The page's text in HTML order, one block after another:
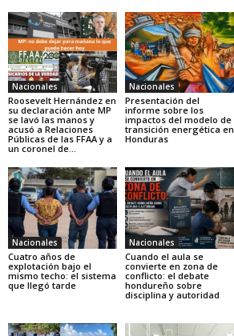
Nacionales
Roosevelt Hernández en
su declaración ante MP
se lavó las manos y
acusó a Relaciones
Públicas de las FFAA y a
un coronel de...
Nacionales
Presentación del
informe sobre los
impactos del modelo de
transición energética en
Honduras
Nacionales
Cuatro años de
explotación bajo el
mismo techo: el sistema
que llegó tarde
Nacionales
Cuando el aula se
convierte en zona de
conflicto: el debate
hondureño sobre
disciplina y autoridad